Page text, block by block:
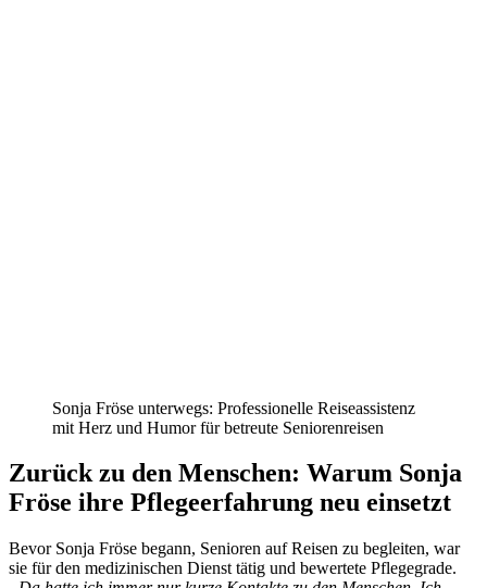
Sonja Fröse unterwegs: Professionelle Reiseassistenz
mit Herz und Humor für betreute Seniorenreisen
Zurück zu den Menschen: Warum Sonja
Fröse ihre Pflegeerfahrung neu einsetzt
Bevor Sonja Fröse begann, Senioren auf Reisen zu begleiten, war
sie für den medizinischen Dienst tätig und bewertete Pflegegrade.